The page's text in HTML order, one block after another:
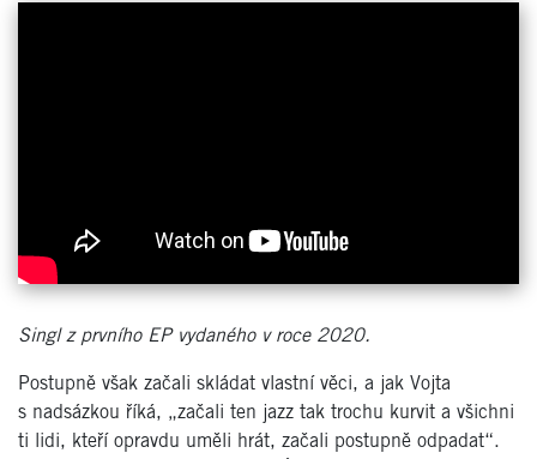
Singl z prvního EP vydaného v roce 2020.
Postupně však začali skládat vlastní věci, a jak Vojta
s nadsázkou říká, „začali ten jazz tak trochu kurvit a všichni
ti lidi, kteří opravdu uměli hrát, začali postupně odpadat“.